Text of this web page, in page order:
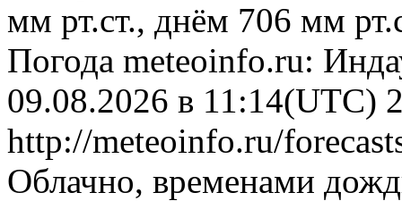
мм рт.ст., днём 706 мм
Погода meteoinfo.ru:
09.08.2026 в 11:14(UTC)
http://meteoinfo.ru/
Облачно, временами